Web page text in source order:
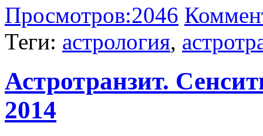
Просмотров:2046
Теги: астрология,
Астротранзит.
2014